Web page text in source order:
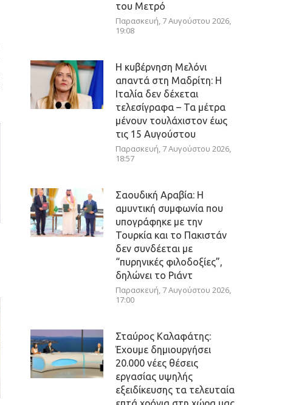
του Μετρό
Παρασκευή, 7 Αυγούστου 2026,
19:08
Η κυβέρνηση Μελόνι
απαντά στη Μαδρίτη: Η
Ιταλία δεν δέχεται
τελεσίγραφα – Τα μέτρα
μένουν τουλάχιστον έως
τις 15 Αυγούστου
Παρασκευή, 7 Αυγούστου 2026,
18:57
Σαουδική Αραβία: Η
αμυντική συμφωνία που
υπογράφηκε με την
Τουρκία και το Πακιστάν
δεν συνδέεται με
“πυρηνικές φιλοδοξίες”,
δηλώνει το Ριάντ
Παρασκευή, 7 Αυγούστου 2026,
17:00
Σταύρος Καλαφάτης:
Έχουμε δημιουργήσει
20.000 νέες θέσεις
εργασίας υψηλής
εξειδίκευσης τα τελευταία